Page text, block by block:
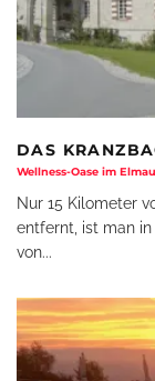
DAS
Wellness-Oase im
Nur 15 Kilometer
entfernt, ist man
von...